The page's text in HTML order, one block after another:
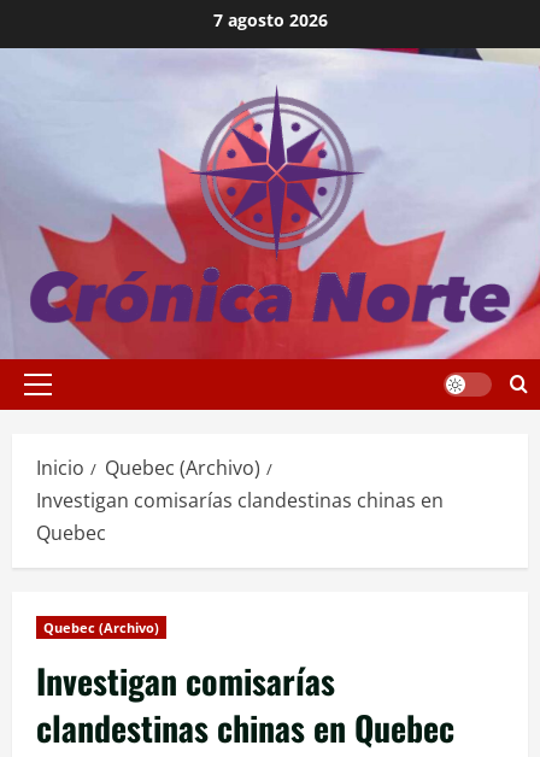
al
7 agosto 2026
Menú
Inicio
Quebec (Archivo)
Investigan comisarías clandestinas chinas en
Quebec
Quebec (Archivo)
Investigan comisarías
clandestinas chinas en Quebec